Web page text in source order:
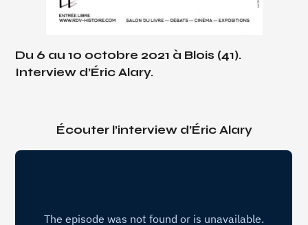
Du 6 au 10 octobre 2021 à Blois (41).
Interview d’Éric Alary.
Écouter l’interview d’Éric Alary